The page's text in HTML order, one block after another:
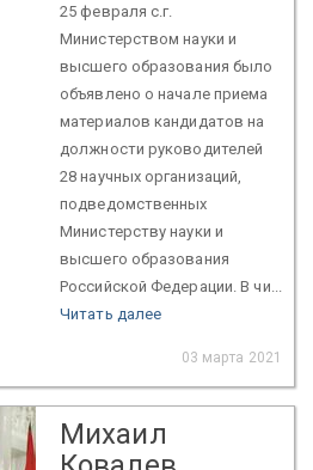
25 февраля с.г.
Министерством науки и
высшего образования было
объявлено о начале приема
материалов кандидатов на
должности руководителей
28 научных организаций,
подведомственных
Министерству науки и
высшего образования
Российской Федерации. В чи...
Читать далее
03 марта 2021
Михаил